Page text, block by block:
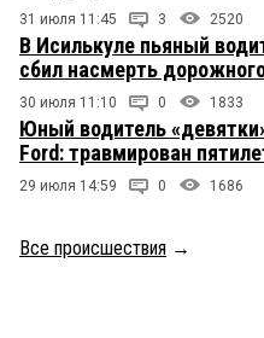
31 июля 11:45 3 2520
В Исилькуле пьяный
сбил насмерть
30 июля 11:10 0 1833
Юный водитель
Ford: травмирован
29 июля 14:59 0 1686
Все происшествия →